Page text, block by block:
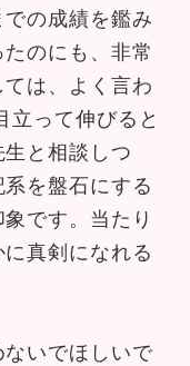
の成績を鑑み
のにも、非常
は、よく言わ
立って伸びると
と相談しつ
を盤石にする
です。当たり
真剣になれる
いでほしいで